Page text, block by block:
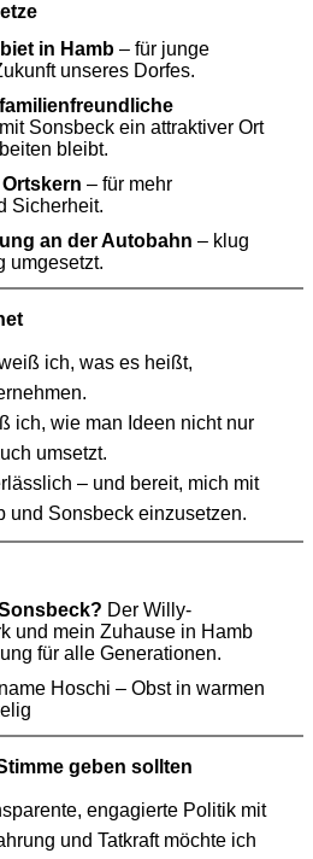
in Hamb – für junge
unseres Dorfes.
Sonsbeck ein attraktiver Ort
bleibt.
– für mehr
Sicherheit.
an der Autobahn – klug
umgesetzt.
ich, was es heißt,
ich, wie man Ideen nicht nur
umsetzt.
– und bereit, mich mit
und Sonsbeck einzusetzen.
Der Willy-
und mein Zuhause in Hamb
für alle Generationen.
Hoschi – Obst in warmen
geben sollten
engagierte Politik mit
und Tatkraft möchte ich